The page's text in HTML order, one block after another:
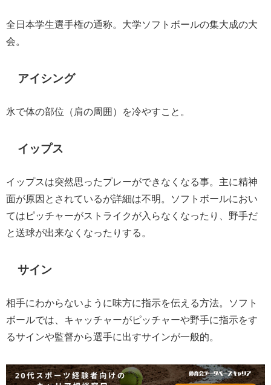
全日本学生選手権の通称。大学ソフトボールの集大成の大
会。
アイシング
氷で体の部位（肩の周囲）を冷やすこと。
イップス
イップスは突然思ったプレーができなくなる事。主に精神
面が原因とされているが詳細は不明。ソフトボールにおい
てはピッチャーがストライクが入らなくなったり、野手だ
と送球が出来なくなったりする。
サイン
相手にわからないように味方に指示を伝える方法。ソフト
ボールでは、キャッチャーがピッチャーや野手に指示をす
るサインや監督から選手に出すサインが一般的。